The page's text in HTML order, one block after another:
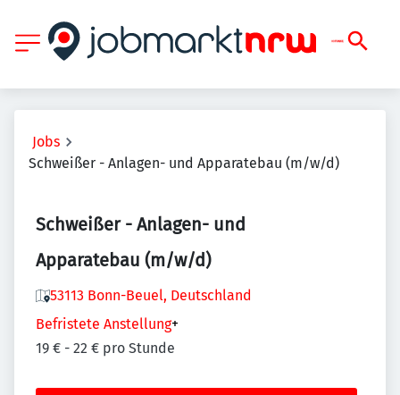
Jobs
Schweißer - Anlagen- und Apparatebau (m/w/d)
Schweißer - Anlagen- und
Apparatebau (m/w/d)
53113 Bonn-Beuel, Deutschland
Befristete Anstellung+
19 € - 22 € pro Stunde